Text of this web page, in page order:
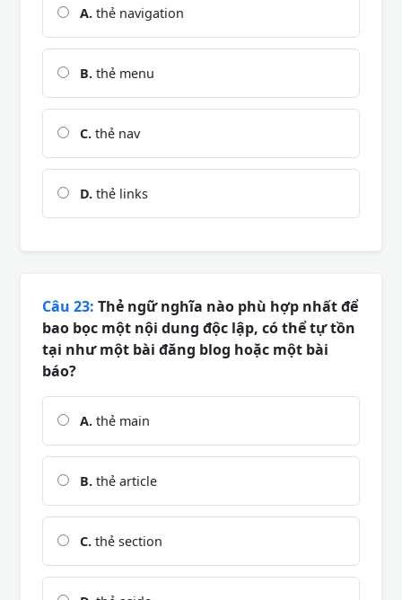
A. thẻ navigation
B. thẻ menu
C. thẻ nav
D. thẻ links
Câu 23: Thẻ ngữ nghĩa nào phù hợp nhất để
bao bọc một nội dung độc lập, có thể tự tồn
tại như một bài đăng blog hoặc một bài
báo?
A. thẻ main
B. thẻ article
C. thẻ section